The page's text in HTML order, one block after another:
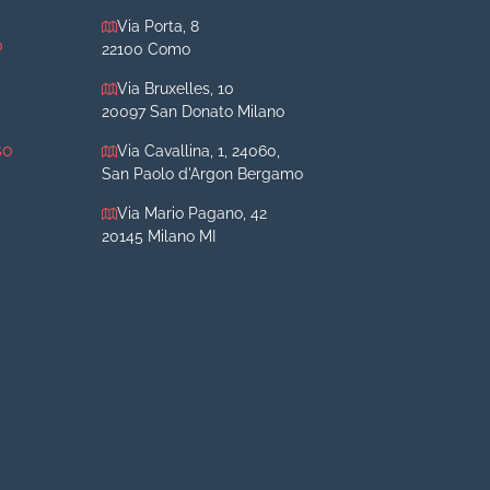
Via Porta, 8
22100 Como
Via Bruxelles, 10
20097 San Donato Milano
Via Cavallina, 1, 24060,
San Paolo d'Argon Bergamo
Via Mario Pagano, 42
20145 Milano MI